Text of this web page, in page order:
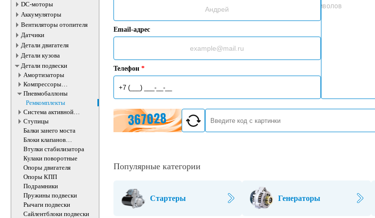
DC-моторы
Аккумуляторы
Вентиляторы отопителя
Датчики
Детали двигателя
Детали кузова
Детали подвески
Амортизаторы
Компрессоры
пневмоподвески
Пневмобаллоны
Ремкомплекты
Система активной
стабилизации
Ступицы
Балки занего моста
Блоки клапанов
пневмоподвески
Втулки стабилизатора
Кулаки поворотные
Опоры двигателя
Опоры КПП
Подрамники
Пружины подвески
Рычаги подвески
Сайлентблоки подвески
Email-адрес
Телефон *
Популярные категории
Стартеры Генераторы